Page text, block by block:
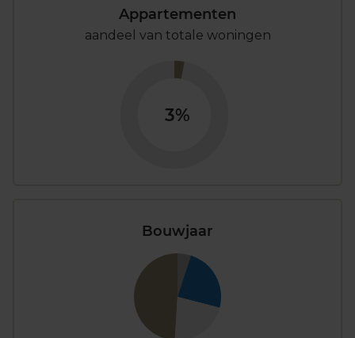
Appartementen
aandeel van totale woningen
3%
Bouwjaar